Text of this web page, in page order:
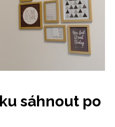
sáhnout po